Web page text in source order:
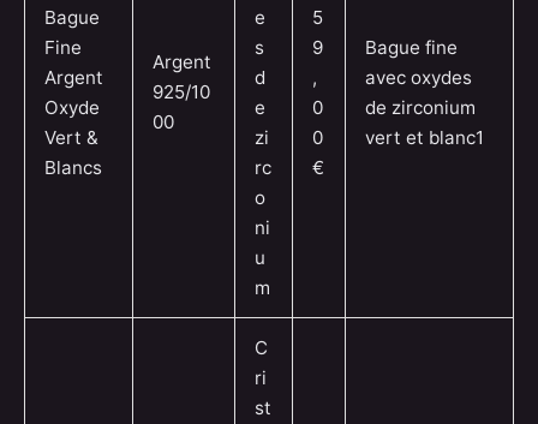
Bague
Fine
Argent
Oxyde
Vert &
Blancs
Argent
925/10
00
e
s
d
e
zi
rc
o
ni
u
m
5
9
,
0
0
€
Bague fine
avec oxydes
de zirconium
vert et blanc1
C
ri
st